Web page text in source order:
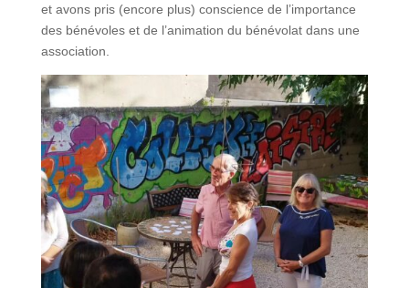
et avons pris (encore plus) conscience de l’importance
des bénévoles et de l’animation du bénévolat dans une
association.